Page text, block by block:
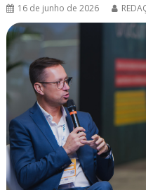
16 de junho de 2026